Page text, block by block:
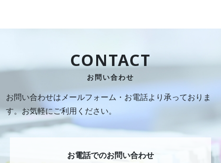
CONTACT
お問い合わせ
お問い合わせはメールフォーム・お電話より承っておりま
す。お気軽にご利用ください。
お電話でのお問い合わせ